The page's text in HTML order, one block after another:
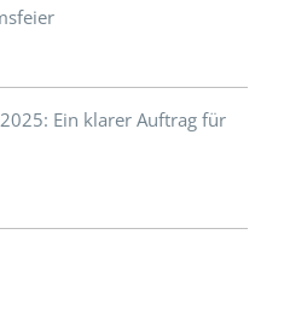
Ein klarer Auftrag für